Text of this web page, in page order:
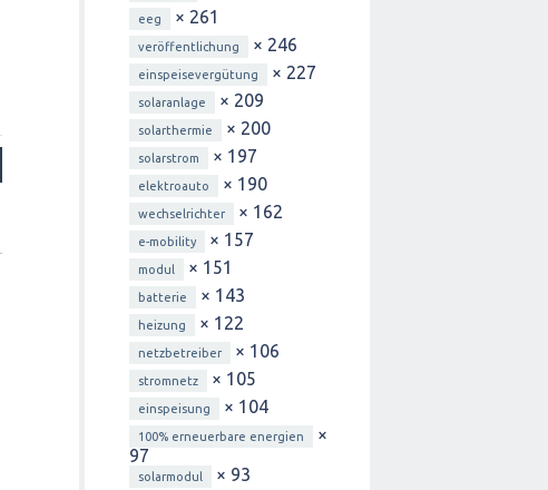
eeg × 261
veröffentlichung × 246
einspeisevergütung × 227
solaranlage × 209
solarthermie × 200
solarstrom × 197
elektroauto × 190
wechselrichter × 162
e-mobility × 157
modul × 151
batterie × 143
heizung × 122
netzbetreiber × 106
stromnetz × 105
einspeisung × 104
100% erneuerbare energien
×
97
solarmodul × 93